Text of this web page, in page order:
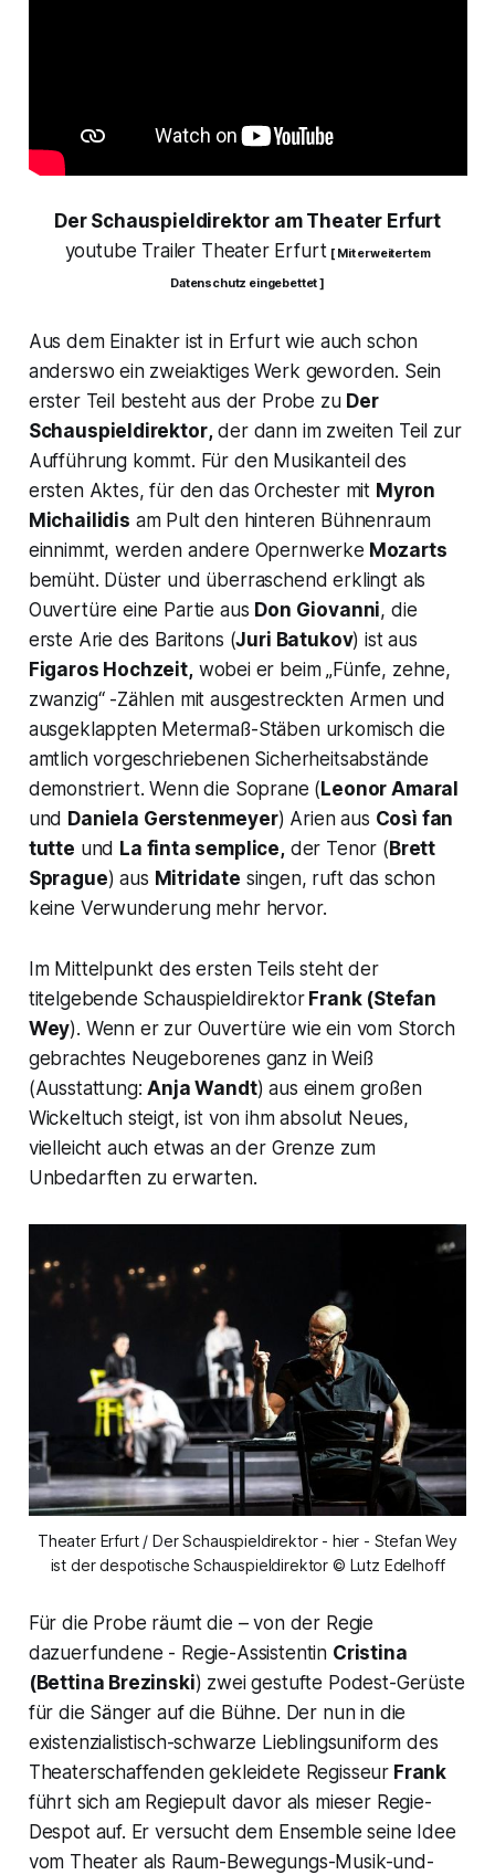
Der Schauspieldirektor am Theater Erfurt
youtube Trailer Theater Erfurt [ Mit erweitertem
Datenschutz eingebettet ]
Aus dem Einakter ist in Erfurt wie auch schon
anderswo ein zweiaktiges Werk geworden. Sein
erster Teil besteht aus der Probe zu Der
Schauspieldirektor,der dann im zweiten Teil zur
Aufführung kommt. Für den Musikanteil des
ersten Aktes, für den das Orchester mit Myron
Michailidis am Pult den hinteren Bühnenraum
einnimmt, werden andere Opernwerke Mozarts
bemüht. Düster und überraschend erklingt als
Ouvertüre eine Partie aus Don Giovanni, die
erste Arie des Baritons (Juri Batukov) ist aus
Figaros Hochzeit, wobei er beim„Fünfe, zehne,
zwanzig“ -Zählen mit ausgestreckten Armen und
ausgeklappten Metermaß-Stäben urkomisch die
amtlich vorgeschriebenen Sicherheitsabstände
demonstriert. Wenn die Soprane (Leonor Amaral
und Daniela Gerstenmeyer) Arien aus Così fan
tutte und La finta semplice,der Tenor (Brett
Sprague) aus Mitridate singen, ruft das schon
keine Verwunderung mehr hervor.
Im Mittelpunkt des ersten Teils steht der
titelgebende SchauspieldirektorFrank (Stefan
Wey). Wenn er zur Ouvertüre wie ein vom Storch
gebrachtes Neugeborenes ganz in Weiß
(Ausstattung:Anja Wandt) aus einem großen
Wickeltuch steigt, ist von ihm absolut Neues,
vielleicht auch etwas an der Grenze zum
Unbedarften zu erwarten.
Theater Erfurt / Der Schauspieldirektor - hier - Stefan Wey
ist der despotische Schauspieldirektor © Lutz Edelhoff
Für die Probe räumt die – von der Regie
dazuerfundene - Regie-Assistentin Cristina
(Bettina Brezinski) zwei gestufte Podest-Gerüste
für die Sänger auf die Bühne. Der nun in die
existenzialistisch-schwarze Lieblingsuniform des
Theaterschaffenden gekleidete Regisseur Frank
führt sich am Regiepult davor als mieser Regie-
Despot auf. Er versucht dem Ensemble seine Idee
vom Theater als Raum-Bewegungs-Musik-und-